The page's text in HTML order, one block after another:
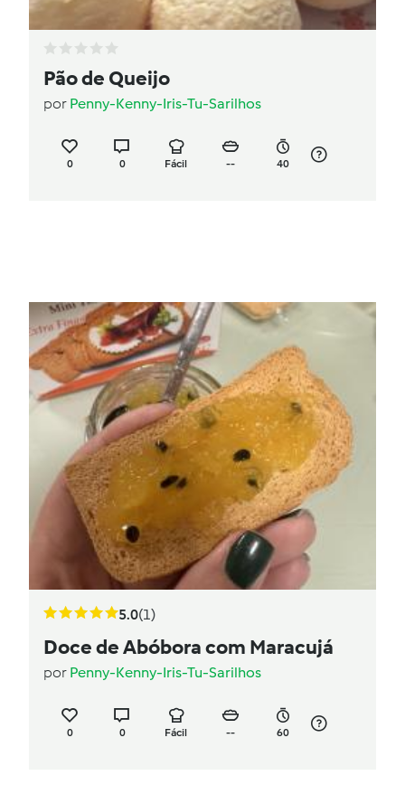
Pão de Queijo
por Penny-Kenny-Iris-Tu-Sarilhos
0 0 Fácil -- 40
5.0(1)
Doce de Abóbora com Maracujá
por Penny-Kenny-Iris-Tu-Sarilhos
0 0 Fácil -- 60